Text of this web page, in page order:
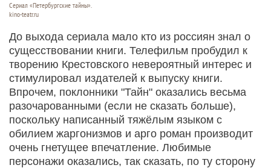
Сериал «Петербургские тайны».
kino-teatr.ru
До выхода сериала мало кто из россиян знал о
сущесствовании книги. Телефильм пробудил к
творению Крестовского невероятный интерес и
стимулировал издателей к выпуску книги.
Впрочем, поклонники "Тайн" оказались весьма
разочарованными (если не сказать больше),
поскольку написанный тяжёлым языком с
обилием жаргонизмов и арго роман производит
очень гнетущее впечатление. Любимые
персонажи оказались, так сказать, по ту сторону